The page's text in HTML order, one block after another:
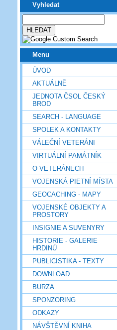
Vyhledat
Menu
ÚVOD
AKTUÁLNĚ
JEDNOTA ČSOL ČESKÝ
BROD
SEARCH - LANGUAGE
SPOLEK A KONTAKTY
VÁLEČNÍ VETERÁNI
VIRTUÁLNÍ PAMÁTNÍK
O VETERÁNECH
VOJENSKÁ PIETNÍ MÍSTA
GEOCACHING - MAPY
VOJENSKÉ OBJEKTY A
PROSTORY
INSIGNIE A SUVENYRY
HISTORIE - GALERIE
HRDINŮ
PUBLICISTIKA - TEXTY
DOWNLOAD
BURZA
SPONZORING
ODKAZY
NÁVŠTĚVNÍ KNIHA